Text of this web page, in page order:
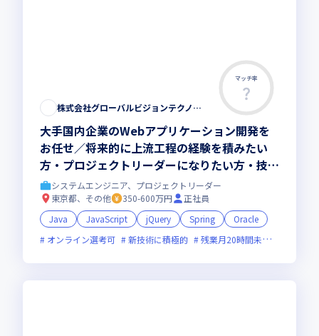
マッチ率
株式会社グローバルビジョンテクノロジー
大手国内企業のWebアプリケーション開発を
お任せ／将来的に上流工程の経験を積みたい
方・プロジェクトリーダーになりたい方・技術
者としてスキルアップしたい方
システムエンジニア、プロジェクトリーダー
東京都、その他
350-600万円
正社員
Java
JavaScript jQuery Spring
Oracle
オンライン選考可
新技術に積極的 残業月20時間未満